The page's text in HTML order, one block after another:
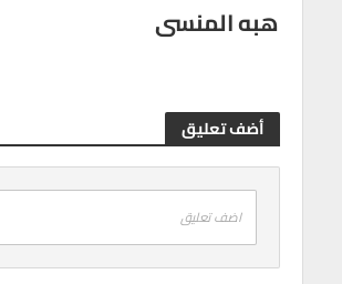
هبه المنسى
أضف تعليق
اضف تعليق